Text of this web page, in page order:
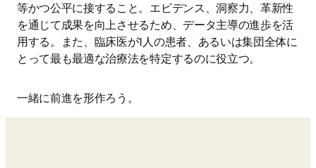
等かつ公平に接すること。エビデンス、洞察力、革新性
を通じて成果を向上させるため、データ主導の進歩を活
用する。また、臨床医が1人の患者、あるいは集団全体に
とって最も最適な治療法を特定するのに役立つ。
一緒に前進を形作ろう。